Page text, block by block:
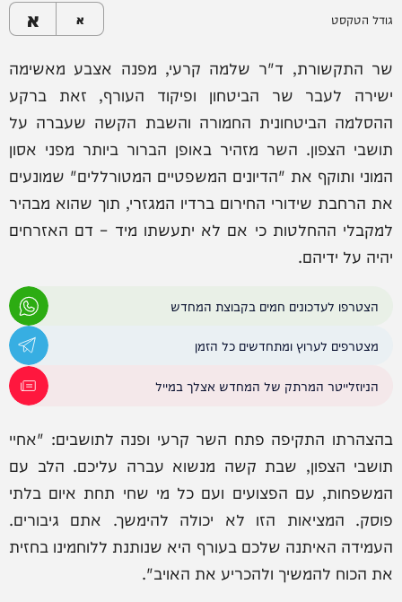
גודל הטקסט א א
שר התקשורת, ד"ר שלמה קרעי, מפנה אצבע מאשימה
ישירה לעבר שר הביטחון ופיקוד העורף, זאת ברקע
ההסלמה הביטחונית החמורה והשבת הקשה שעברה על
תושבי הצפון. השר מזהיר באופן הברור ביותר מפני אסון
המוני ותוקף את "הדיונים המשפטיים המטורללים" שמונעים
את הרחבת שידורי החירום ברדיו המגזרי, תוך שהוא מבהיר
למקבלי ההחלטות כי אם לא יתעשתו מיד – דם האזרחים
יהיה על ידיהם.
הצטרפו לעדכונים חמים בקבוצת המחדש
מצטרפים לערוץ ומתחדשים כל הזמן
הניוזלייטר המרתק של המחדש אצלך במייל
בהצהרתו התקיפה פתח השר קרעי ופנה לתושבים: "אחיי
תושבי הצפון, שבת קשה מנשוא עברה עליכם. הלב עם
המשפחות, עם הפצועים ועם כל מי שחי תחת איום בלתי
פוסק. המציאות הזו לא יכולה להימשך. אתם גיבורים.
העמידה האיתנה שלכם בעורף היא שנותנת ללוחמינו בחזית
את הכוח להמשיך ולהכריע את האויב".